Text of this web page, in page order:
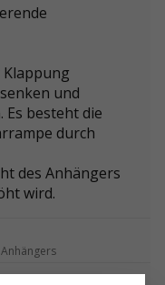
und
Es besteht die
durch
des Anhängers
wird.